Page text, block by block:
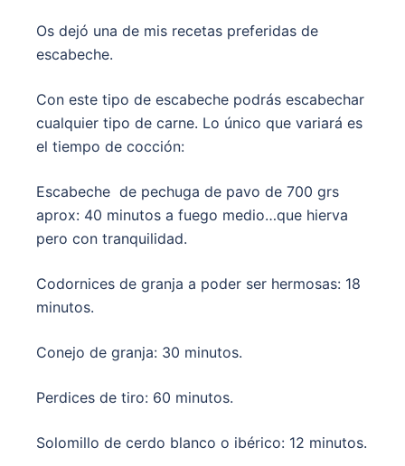
Os dejó una de mis recetas preferidas de
escabeche.
Con este tipo de escabeche podrás escabechar
cualquier tipo de carne. Lo único que variará es
el tiempo de cocción:
Escabeche de pechuga de pavo de 700 grs
aprox: 40 minutos a fuego medio…que hierva
pero con tranquilidad.
Codornices de granja a poder ser hermosas: 18
minutos.
Conejo de granja: 30 minutos.
Perdices de tiro: 60 minutos.
Solomillo de cerdo blanco o ibérico: 12 minutos.